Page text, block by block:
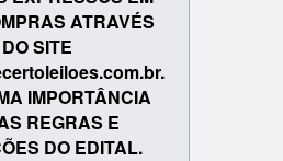
ATRAVÉS
DO SITE
IMPORTÂNCIA
REGRAS E
DO EDITAL.